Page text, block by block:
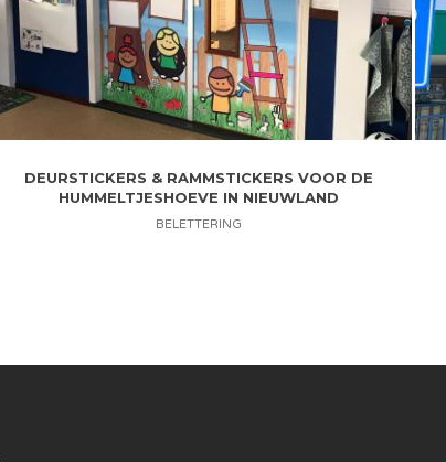
DEURSTICKERS & RAMMSTICKERS VOOR DE
HUMMELTJESHOEVE IN NIEUWLAND
BELETTERING